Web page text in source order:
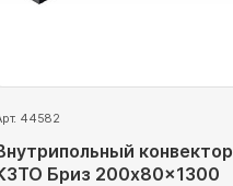
44582
конвектор
Бриз 200x80x1300